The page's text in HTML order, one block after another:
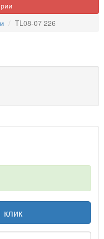
TL08-07 226
клик